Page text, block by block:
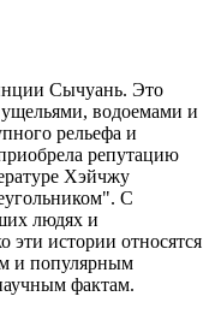
Сычуань. Это
водоемами и
рельефа и
репутацию
Хэйчжу
С
людях и
истории относятся
и популярным
фактам.